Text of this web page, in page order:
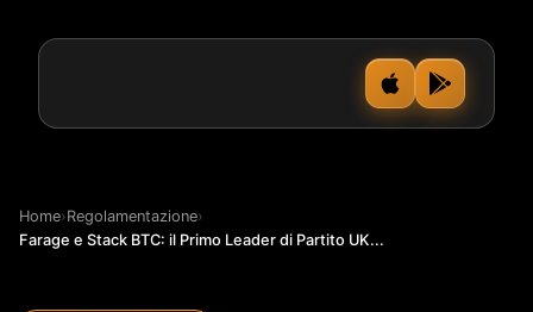
Home›Regolamentazione›
Farage e Stack BTC: il Primo Leader di Partito UK...